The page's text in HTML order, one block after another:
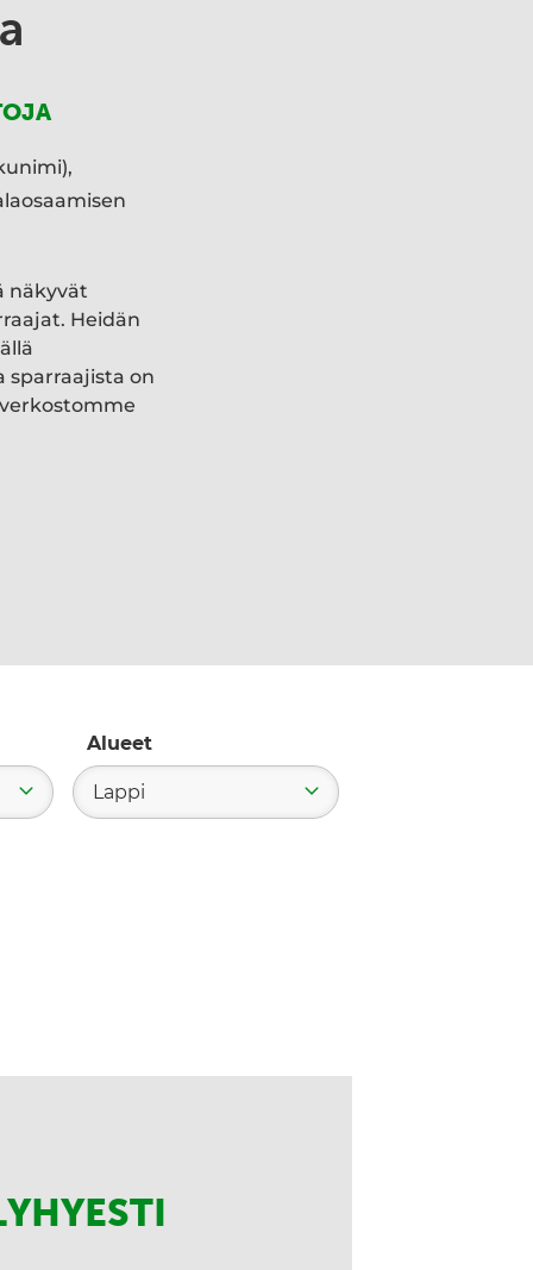
näkyvät
Heidän
sparraajista on
Alueet
Lappi